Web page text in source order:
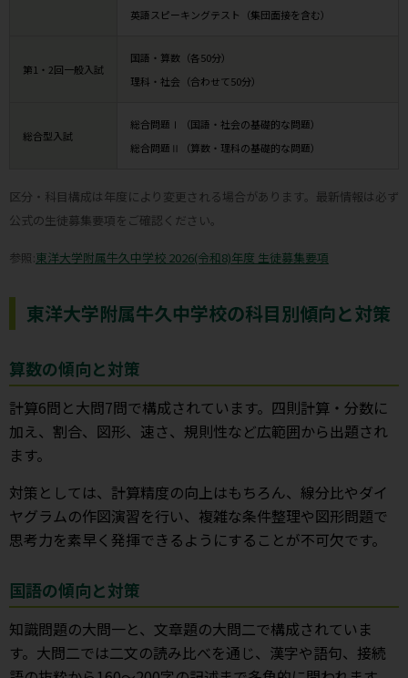
英語スピーキングテスト（集団面接を含む）
第1・2回一般入試
国語・算数（各50分）
理科・社会（合わせて50分）
総合型入試
総合問題Ⅰ（国語・社会の基礎的な問題）
総合問題Ⅱ（算数・理科の基礎的な問題）
区分・科目構成は年度により変更される場合があります。最新情報は必ず
公式の生徒募集要項をご確認ください。
参照:東洋大学附属牛久中学校 2026(令和8)年度 生徒募集要項
東洋大学附属牛久中学校の科目別傾向と対策
算数の傾向と対策
計算6問と大問7問で構成されています。四則計算・分数に
加え、割合、図形、速さ、規則性など広範囲から出題され
ます。
対策としては、計算精度の向上はもちろん、線分比やダイ
ヤグラムの作図演習を行い、複雑な条件整理や図形問題で
思考力を素早く発揮できるようにすることが不可欠です。
国語の傾向と対策
知識問題の大問一と、文章題の大問二で構成されていま
す。大問二では二文の読み比べを通じ、漢字や語句、接続